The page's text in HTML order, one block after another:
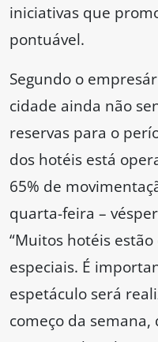
iniciativas que
pontuável.
Segundo o
cidade ainda não
reservas para o
dos hotéis está
65% de
quarta-feira –
“Muitos hotéis
especiais. É
espetáculo será
começo da